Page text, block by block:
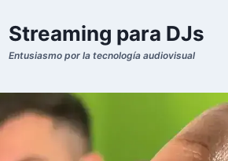
Streaming para DJs
Entusiasmo por la tecnología audiovisual